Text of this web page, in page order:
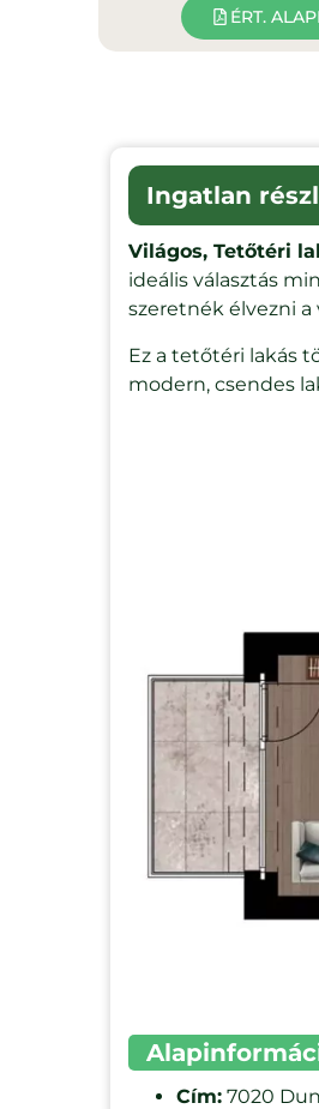
ÉRT.
Ingatlan
Világos, Tetőtéri
ideális választás
szeretnék élvezni
Ez a tetőtéri lakás
modern, csendes
Cím: 7020